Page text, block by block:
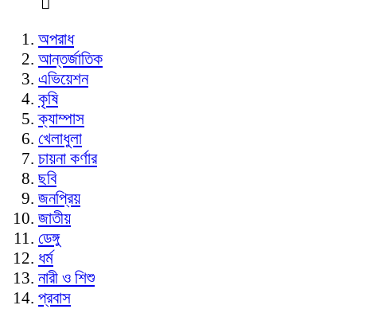
অপরাধ
আন্তর্জাতিক
এভিয়েশন
কৃষি
ক্যাম্পাস
খেলাধুলা
চায়না কর্ণার
ছবি
জনপ্রিয়
জাতীয়
ডেঙ্গু
ধর্ম
নারী ও শিশু
প্রবাস